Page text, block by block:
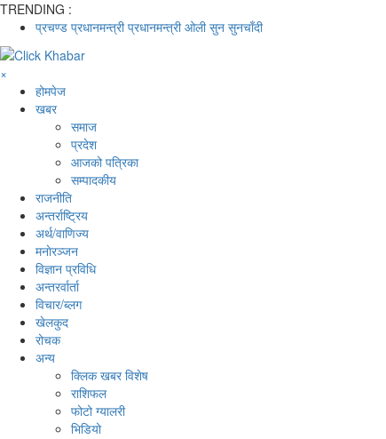
TRENDING :
प्रचण्ड प्रधानमन्त्री प्रधानमन्त्री ओली सुन सुनचाँदी
×
होमपेज
खबर
समाज
प्रदेश
आजको पत्रिका
सम्पादकीय
राजनीति
अन्तर्राष्ट्रिय
अर्थ/वाणिज्य
मनाेरञ्जन
विज्ञान प्रविधि
अन्तरर्वार्ता
विचार/ब्लग
खेलकुद
रोचक
अन्य
क्लिक खबर विशेष
राशिफल
फोटो ग्यालरी
भिडियो